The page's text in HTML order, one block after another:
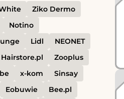
Ziko Dermo
Notino
Lidl
NEONET
Hairstore.pl
Zooplus
x-kom
Sinsay
Eobuwie
Bee.pl